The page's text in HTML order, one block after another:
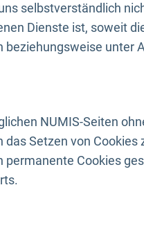
selbstverständlich
Dienste ist, soweit
beziehungsweise unter
NUMIS-Seiten
Setzen von Cookies
permanente Cookies